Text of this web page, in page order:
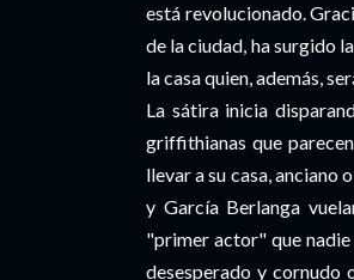
está revolucionado.
de la ciudad, ha surgido
la casa quien, además,
La sátira inicia
griffithianas que
llevar a su casa, anciano
y García Berlanga
"primer actor" que nadie
desesperado y cornudo